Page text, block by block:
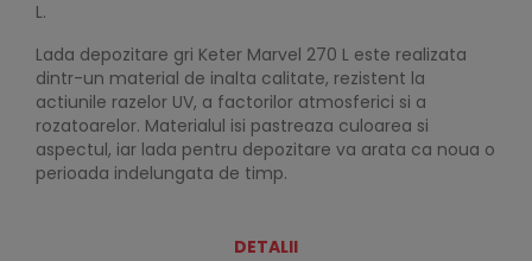
L.
Lada depozitare gri Keter Marvel 270 L este realizata
dintr-un material de inalta calitate, rezistent la
actiunile razelor UV, a factorilor atmosferici si a
rozatoarelor. Materialul isi pastreaza culoarea si
aspectul, iar lada pentru depozitare va arata ca noua o
perioada indelungata de timp.
DETALII